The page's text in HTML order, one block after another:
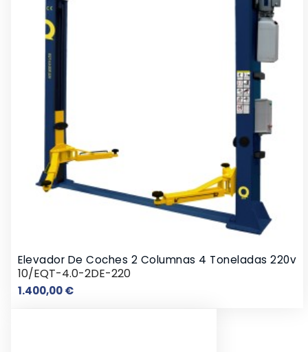
Elevador De Coches 2 Columnas 4 Toneladas 220v
10/EQT-4.0-2DE-220
1.400,00 €Precio